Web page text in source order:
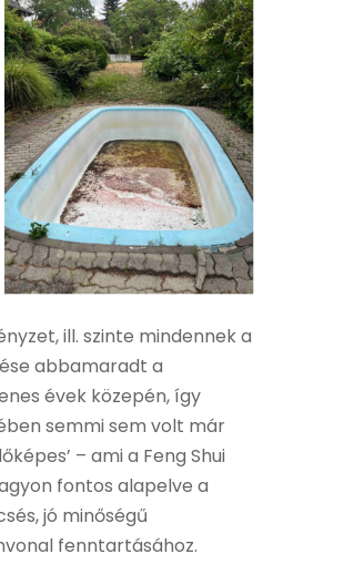
ill. szinte mindennek a
abbamaradt a
évek közepén, így
semmi sem volt már
– ami a Feng Shui
fontos alapelve a
jó minőségű
fenntartásához.